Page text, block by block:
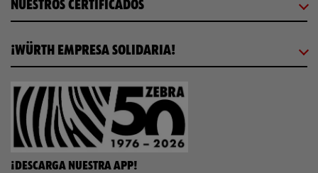
NUESTROS CERTIFICADOS
¡WÜRTH EMPRESA SOLIDARIA!
¡DESCARGA NUESTRA APP!